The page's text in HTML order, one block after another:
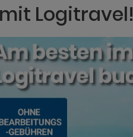
Logitravel!